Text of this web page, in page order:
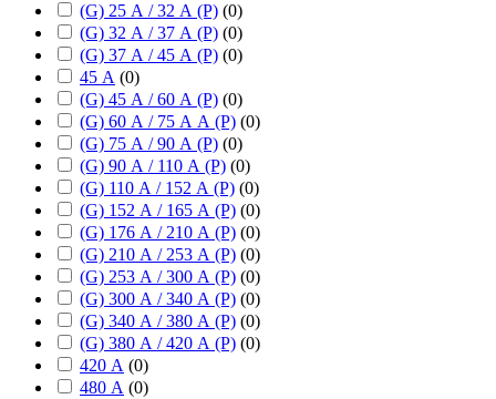
(G) 25 А / 32 А (P) (0)
(G) 32 А / 37 А (P) (0)
(G) 37 А / 45 А (P) (0)
45 А (0)
(G) 45 А / 60 А (P) (0)
(G) 60 А / 75 А А (P) (0)
(G) 75 А / 90 А (P) (0)
(G) 90 А / 110 А (P) (0)
(G) 110 А / 152 А (P) (0)
(G) 152 А / 165 А (P) (0)
(G) 176 А / 210 А (P) (0)
(G) 210 А / 253 А (P) (0)
(G) 253 А / 300 А (P) (0)
(G) 300 А / 340 А (P) (0)
(G) 340 А / 380 А (P) (0)
(G) 380 А / 420 А (P) (0)
420 А (0)
480 А (0)